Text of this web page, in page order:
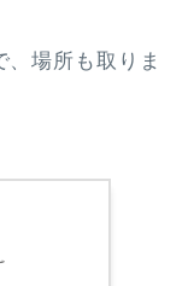
、場所も取りま